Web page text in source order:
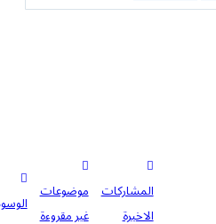
المشاركات
الاخيرة
موضوعات
غير مقروءة
الوسوم